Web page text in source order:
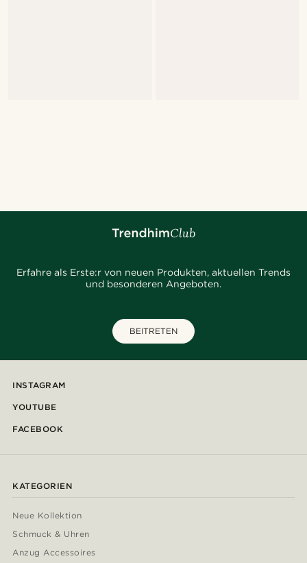
Erfahre als Erste:r von neuen Produkten, aktuellen Trends
und besonderen Angeboten.
BEITRETEN
INSTAGRAM
YOUTUBE
FACEBOOK
KATEGORIEN
Neue Kollektion
Schmuck & Uhren
Anzug Accessoires